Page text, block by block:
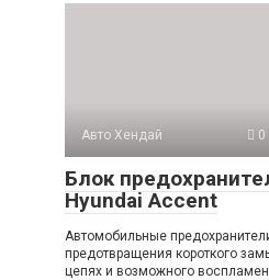
Авто Хендай 0
Блок
Hyundai Accent
Автомобильные
предотвращения короткого
цепях и возможного